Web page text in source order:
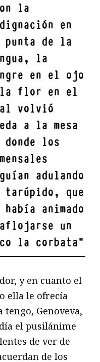
la
en
punta de la
la
en el ojo
flor en el
volvió
a la mesa
donde los
adulando
que
había animado
un
la corbata"
y en cuanto el
ella le ofrecía
tengo, Genoveva,
el pusilánime
de ver de
de los